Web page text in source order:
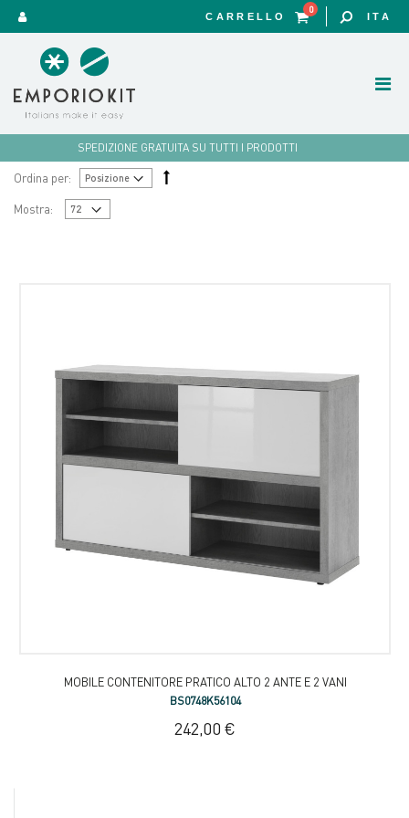
SPEDIZIONE GRATUITA SU TUTTI I PRODOTTI
CARRELLO
0
ITA
Ordina per:
Mostra:
MOBILE CONTENITORE PRATICO ALTO 2 ANTE E 2 VANI
BS0748K56104
242,00 €